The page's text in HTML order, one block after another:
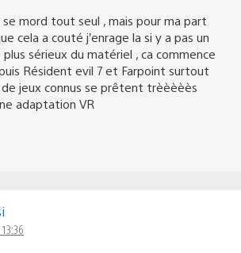
mord tout seul , mais pour ma part
cela a couté j’enrage la si y a pas un
plus sérieux du matériel , ca commence
Résident evil 7 et Farpoint surtout
jeux connus se prêtent trèèèèès
adaptation VR